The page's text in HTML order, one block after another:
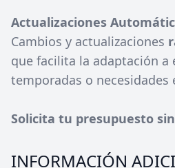
Actualizaciones
Cambios y actualizaciones
que facilita la adaptación a
temporadas o necesidades
Solicita tu presupuesto
INFORMACIÓN